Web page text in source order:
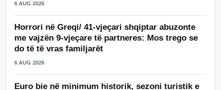
6 AUG 2026
Horrori në Greqi/ 41-vjeçari shqiptar abuzonte
me vajzën 9-vjeçare të partneres: Mos trego se
do të të vras familjarët
6 AUG 2026
Euro bie në minimum historik, sezoni turistik e